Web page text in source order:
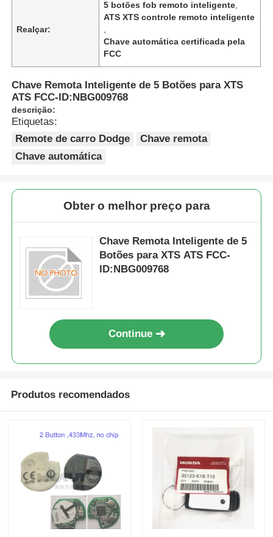
Realçar:
5 botões fob remoto inteligente
ATS XTS controle remoto inteligente
Chave automática certificada pela
FCC
Chave Remota Inteligente de 5 Botões para XTS
ATS FCC-ID:NBG009768
descrição:
Etiquetas:
Remote de carro Dodge
Chave remota
Chave automática
Obter o melhor preço para
Chave Remota Inteligente de 5
Botões para XTS ATS FCC-
ID:NBG009768
Continue
Produtos recomendados